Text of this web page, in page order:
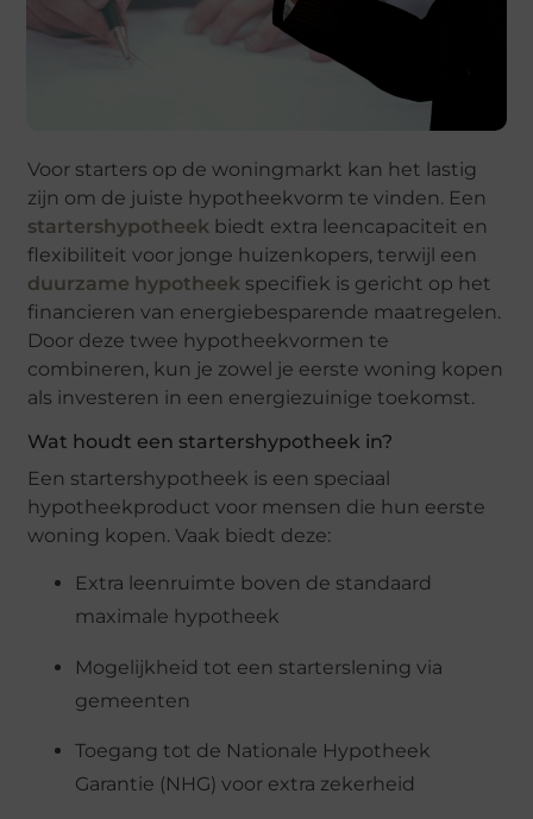
Voor starters op de woningmarkt kan het lastig
zijn om de juiste hypotheekvorm te vinden. Een
startershypotheek biedt extra leencapaciteit en
flexibiliteit voor jonge huizenkopers, terwijl een
duurzame hypotheek specifiek is gericht op het
financieren van energiebesparende maatregelen.
Door deze twee hypotheekvormen te
combineren, kun je zowel je eerste woning kopen
als investeren in een energiezuinige toekomst.
Wat houdt een startershypotheek in?
Een startershypotheek is een speciaal
hypotheekproduct voor mensen die hun eerste
woning kopen. Vaak biedt deze:
Extra leenruimte boven de standaard
maximale hypotheek
Mogelijkheid tot een starterslening via
gemeenten
Toegang tot de Nationale Hypotheek
Garantie (NHG) voor extra zekerheid